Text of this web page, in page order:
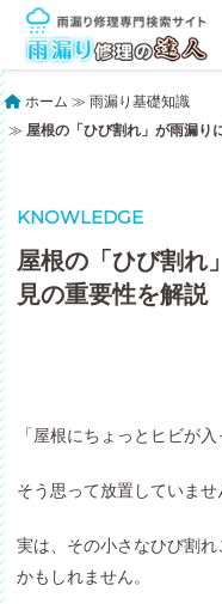
ホーム ≫雨漏り基礎知識
≫ 屋根の「ひび割れ」が雨漏り
KNOWLEDGE
屋根の「ひび割れ
見の重要性を解説
「屋根にちょっとヒビが
そう思って放置していませ
実は、その小さなひび割
かもしれません。